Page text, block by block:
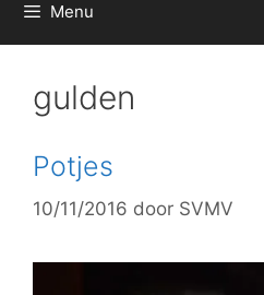
Menu
gulden
Potjes
10/11/2016 door SVMV